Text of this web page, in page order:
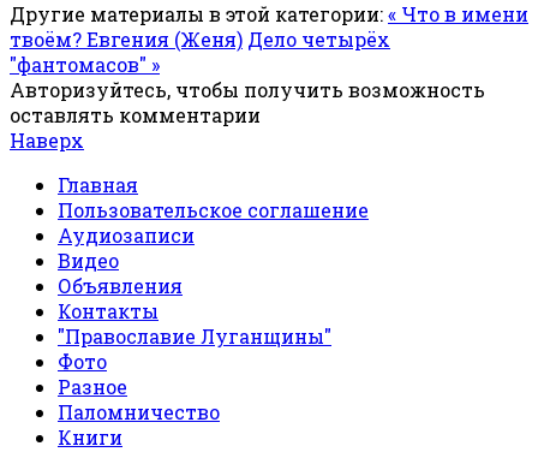
Другие материалы в этой категории:« Что в имени
твоём? Евгения (Женя) Дело четырёх
"фантомасов" »
Авторизуйтесь, чтобы получить возможность
оставлять комментарии
Наверх
Главная
Пользовательское соглашение
Аудиозаписи
Видео
Объявления
Контакты
"Православие Луганщины"
Фото
Разное
Паломничество
Книги